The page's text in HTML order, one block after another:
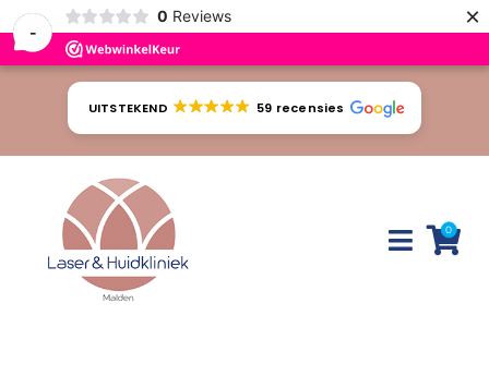
-
0 Reviews ×
UITSTEKEND 59 recensies
Toggle
0